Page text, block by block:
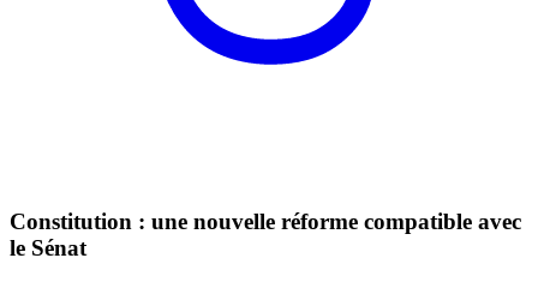
Constitution : une nouvelle réforme compatible avec
le Sénat